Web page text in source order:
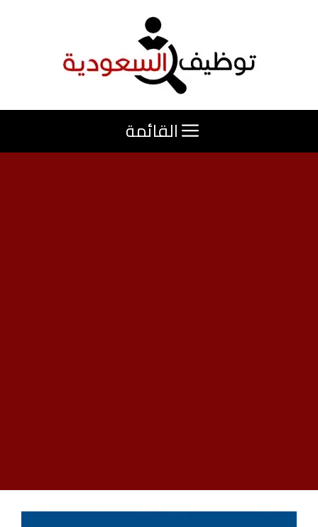
القائمة